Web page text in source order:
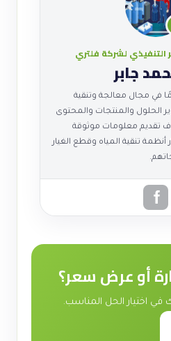
لشركة فلتري
جابر
خبرة تتجاوز 19 عامًا في مجال معالجة وتنقية
الحلول والمنتجات والمحتوى
تقديم معلومات موثوقة
أنظمة تنقية المياه وقطع الغيار
أو عرض سعر؟
في اختيار الحل المناسب.